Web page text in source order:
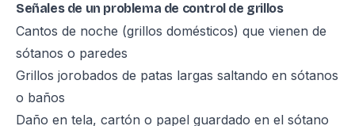
Señales de un problema de control de grillos
Cantos de noche (grillos domésticos) que vienen de
sótanos o paredes
Grillos jorobados de patas largas saltando en sótanos
o baños
Daño en tela, cartón o papel guardado en el sótano